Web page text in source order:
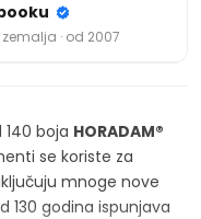
· od 2007
boja HORADAM®
se koriste za
mnoge nove
130 godina ispunjava